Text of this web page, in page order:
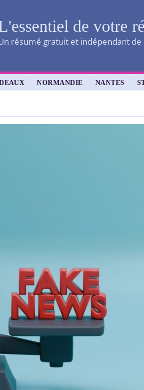
de votre
résumé gratuit et indépendant de
NORMANDIE NANTES